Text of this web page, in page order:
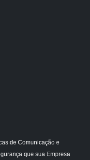
de Comunicação e
que sua Empresa